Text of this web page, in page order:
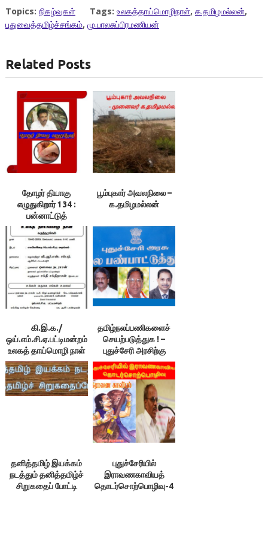
Topics: நிகழ்வுகள் Tags: உலகத்தாய்மொழிநாள், க.தமிழமல்லன்,
புதுவைத்தமிழ்ச்சங்கம், மு.பாலசுப்பிரமணியன்
Related Posts
தோழர் தியாகு
எழுதுகிறார் 134 :
பன்னாட்டுத்
தாய்மொழிகள் நாள்￼
பூம்புகார் அவலநிலை –
க.தமிழமல்லன்
கி.இ.க./
ஒய்.எம்.சி.ஏ.பட்டிமன்றம்
உலகத் தாய்மொழி நாள்
தமிழ்நலப்பணிகளைச்
செயற்படுத்துக ! –
புதுச்சேரி அரசிற்கு
வேண்டுகோள்
தனித்தமிழ் இயக்கம்
நடத்தும் தனித்தமிழ்ச்
சிறுகதைப் போட்டி
புதுச்சேரியில்
இராவணகாவியத்
தொடர்சொற்பொழிவு-4